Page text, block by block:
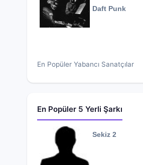
Daft Punk
En Popüler Yabancı Sanatçılar
En Popüler 5 Yerli Şarkı
Sekiz 2